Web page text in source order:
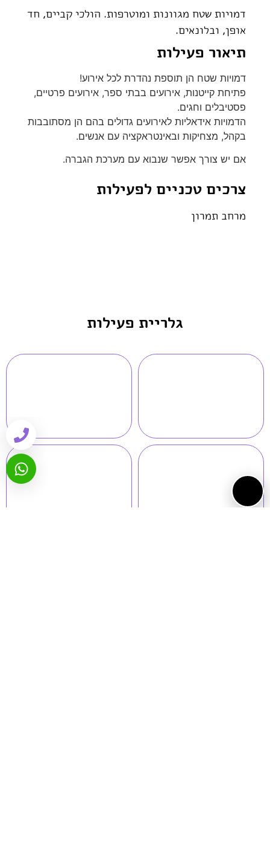
דמויות שטח מגוונות ומוטרפות. הולכי קביים, חד
אופן, ובלונאים.
תיאור פעילות
דמויות שטח הן תוספת נהדרת לכל אירוע!
פתיחת קייטנות, אירועים בבתי ספר, אירועים פרטיים,
פסטיבלים וחגים.
הדמויות אידאליות לאירועים גדולים בהם הן מסתובבות
בקהל, מצחיקות ובאינטראקציה עם אנשים.
אם יש צורך אפשר שנבוא עם מערכת הגברה.
צרכים טכניים לפעילות
מרחב תמרון
גלריית פעילות